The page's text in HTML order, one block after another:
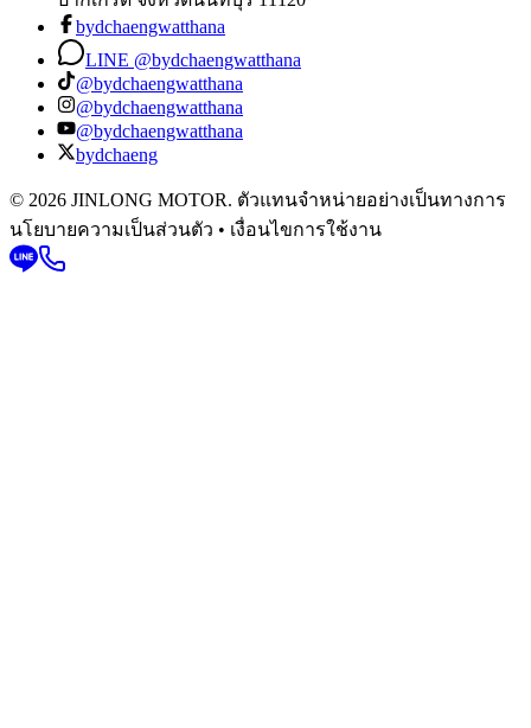
bydchaengwatthana
LINE @bydchaengwatthana
@bydchaengwatthana
@bydchaengwatthana
@bydchaengwatthana
bydchaeng
© 2026 JINLONG MOTOR. ตัวแทนจำหน่ายอย่างเป็นทางการ
นโยบายความเป็นส่วนตัว • เงื่อนไขการใช้งาน